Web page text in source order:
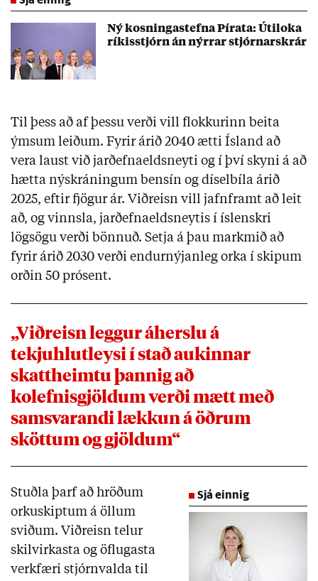
Ný kosningastefna Pírata: Útiloka
ríkisstjórn án nýrrar stjórnarskrár
Til þess að af þessu verði vill flokkurinn beita
ýmsum leiðum. Fyrir árið 2040 ætti Ísland að
vera laust við jarðefnaeldsneyti og í því skyni á að
hætta nýskráningum bensín og díselbíla árið
2025, eftir fjögur ár. Viðreisn vill jafnframt að leit
að, og vinnsla, jarðefnaeldsneytis í íslenskri
lögsögu verði bönnuð. Setja á þau markmið að
fyrir árið 2030 verði endurnýjanleg orka í skipum
orðin 50 prósent.
„Viðreisn leggur áherslu á
tekjuhlutleysi í stað aukinnar
skattheimtu þannig að
kolefnisgjöldum verði mætt með
samsvarandi lækkun á öðrum
sköttum og gjöldum“
Sjá einnig
Stuðla þarf að hröðum
orkuskiptum á öllum
sviðum. Viðreisn telur
skilvirkasta og öflugasta
verkfæri stjórnvalda til